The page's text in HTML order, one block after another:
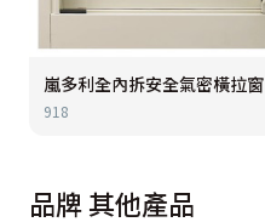
嵐多利全內拆安全氣密橫拉窗
918
品牌其他產品